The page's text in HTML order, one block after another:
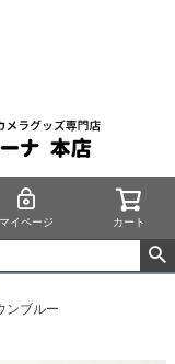
マイページ カート
ンブルー